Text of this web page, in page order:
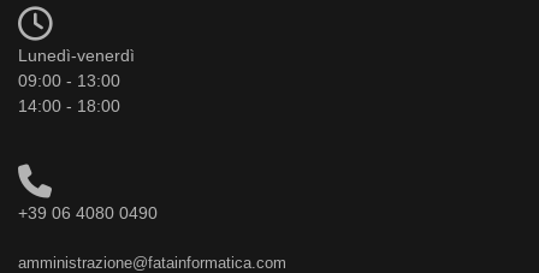
Lunedì-venerdì
09:00 - 13:00
14:00 - 18:00
+39 06 4080 0490
amministrazione@fatainformatica.com